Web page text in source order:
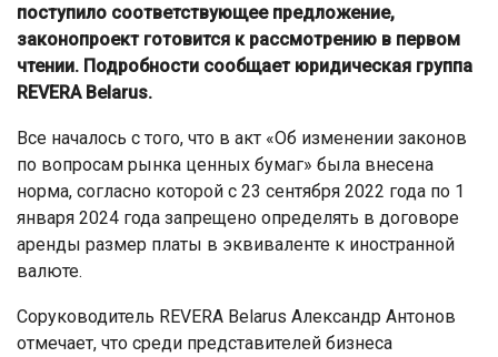
поступило соответствующее предложение,
законопроект готовится к рассмотрению в первом
чтении. Подробности сообщает юридическая группа
REVERA Belarus.
Все началось с того, что в акт «Об изменении законов
по вопросам рынка ценных бумаг» была внесена
норма, согласно которой с 23 сентября 2022 года по 1
января 2024 года запрещено определять в договоре
аренды размер платы в эквиваленте к иностранной
валюте.
Соруководитель REVERA Belarus Александр Антонов
отмечает, что среди представителей бизнеса